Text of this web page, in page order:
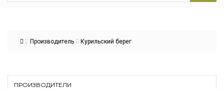
Производитель Курильский берег
ПРОИЗВОДИТЕЛИ